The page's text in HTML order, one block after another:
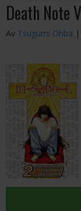
Death Note
Av Tsugumi Ohba